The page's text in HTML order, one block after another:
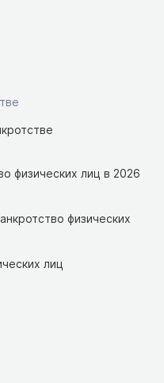
физических лиц в 2026
физических
лиц